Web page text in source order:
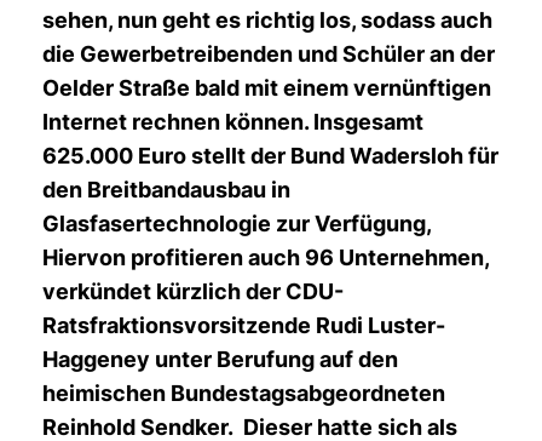
sehen, nun geht es richtig los, sodass auch
die Gewerbetreibenden und Schüler an der
Oelder Straße bald mit einem vernünftigen
Internet rechnen können. Insgesamt
625.000 Euro stellt der Bund Wadersloh für
den Breitbandausbau in
Glasfasertechnologie zur Verfügung,
Hiervon profitieren auch 96 Unternehmen,
verkündet kürzlich der CDU-
Ratsfraktionsvorsitzende Rudi Luster-
Haggeney unter Berufung auf den
heimischen Bundestagsabgeordneten
Reinhold Sendker. Dieser hatte sich als